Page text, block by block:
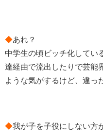
◆あれ？
中学生の頃ビッチ化してい
達経由で流出したりで芸能
ような気がするけど、違っ
◆我が子を子役にしない方